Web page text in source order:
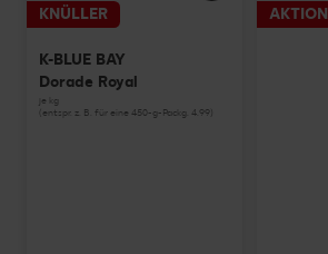
KNÜLLER
K-BLUE BAY
Dorade Royal
je kg
(entspr. z. B. für eine 450-g-Packg. 4.99)
AKTION